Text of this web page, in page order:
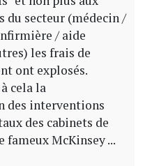
du secteur (médecin /
/ aide
les frais de
ont explosés.
cela la
interventions
des cabinets de
fameux McKinsey ...